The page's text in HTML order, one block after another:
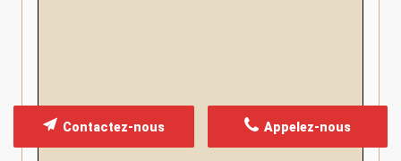
Appelez-nous
Contactez-nous